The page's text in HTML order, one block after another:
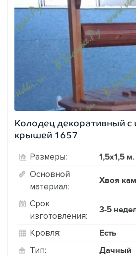
Колодец декоративный с
крышей 1657
Размеры: 1,5х1,5 м.
Основной
материал:
Хвоя
Срок
изготовления:
3-5
Кровля: Есть
Тип: Дачный